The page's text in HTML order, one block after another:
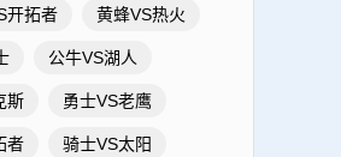
开拓者 黄蜂VS热火
公牛VS湖人
斯 勇士VS老鹰
者 骑士VS太阳